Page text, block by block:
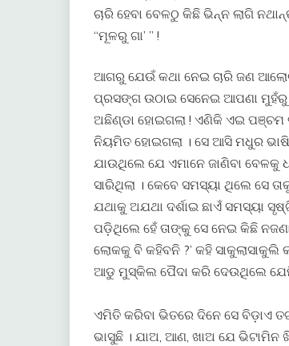
ଚାରି ହେବା ବେଳଠୁ କିଛି ଭିନ୍ନ ଲାଗି
“ମୂଳରୁ ଗା’ ” !
ଆଗରୁ ଯେଉଁ କଥା ନେଇ ଚାରି ଜଣ
ପ୍ରସଙ୍ଗ ଉଠାଇ ସେନେଇ ଆପଣା ମୁହଁରୁ
ଅଛିଣ୍ଡା ହୋଇଗଲା ! ଏଣିକି ଏଇ ପଞ୍ଚମ
ନିୟମିତ ହୋଇଗଲା । ସେ ଆସି ମଧୁର
ଯାଉଥିଲେ ଯେ ଏମାନେ ଜାଣିବା
ସାରିଥିଲା । କେବେ ସମସ୍ୟା ଥିଲେ
ଯଥାକୁ ଅଯଥା ଦର୍ଶାଇ ଛାଏଁ ସମସ୍ୟା
ପଡ଼ିଥିଲେ ହେଁ ତାଙ୍କୁ ସେ ନେଇ କିଛି
ଲୋକକୁ ବି କହିବନି ?’ କହି
ଆଡୁ ମୁସ୍କିଲ ପୈଦା କରି ଦେଉଥିଲେ
ଏମିତି କରିବା ଭିତରେ ଦିନେ ସେ ବିଡ଼ାଏ
ଭାସୁଛି । ଯାଅ, ଆଣ, ଖାଅ ଯେ ଭିଟାମିନ